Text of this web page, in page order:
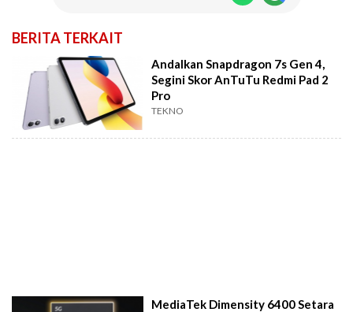
BERITA TERKAIT
Andalkan Snapdragon 7s Gen 4,
Segini Skor AnTuTu Redmi Pad 2
Pro
TEKNO
MediaTek Dimensity 6400 Setara